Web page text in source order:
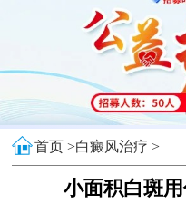
首页 >白癜风治疗 >
小面积白斑